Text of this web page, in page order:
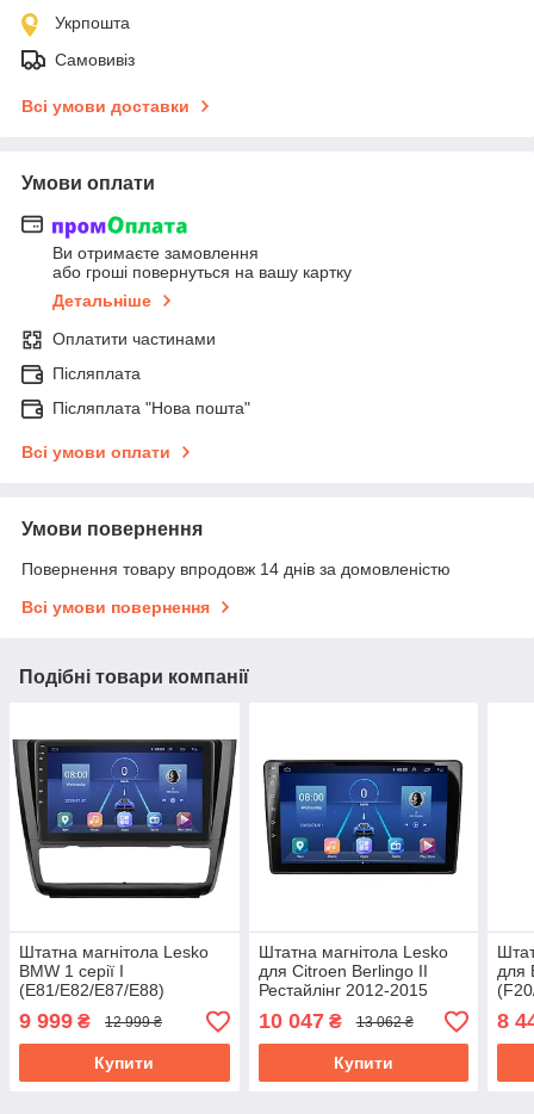
Укрпошта
Самовивіз
Всі умови доставки
Умови оплати
Ви отримаєте замовлення
або гроші повернуться на вашу картку
Детальніше
Оплатити частинами
Післяплата
Післяплата "Нова пошта"
Всі умови оплати
Умови повернення
Повернення товару впродовж 14 днів за домовленістю
Всі умови повернення
Подібні товари компанії
Штатна магнітола Lesko
BMW 1 серії I
(E81/E82/E87/E88)
Рестайлінг 2007-2011
екран 9" 4/32Gb 4G Wi-Fi
GPS Top
9 999 ₴ 12 999 ₴
Купити
Штатна магнітола Lesko
для Citroen Berlingo II
Рестайлінг 2012-2015
екран 9" 2/32Gb Top 4G/
Wi-Fi GPS
10 047₴ 13 062 ₴
Купити
для
2/
8